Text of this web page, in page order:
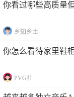
你看过哪些高质量
乡知乡土
你怎么看待家里鞋
PVG社